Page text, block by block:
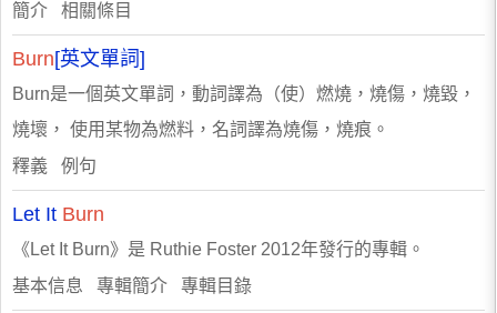
簡介 相關條目
Burn[英文單詞]
Burn是一個英文單詞，動詞譯為（使）燃燒，燒傷，燒毀，
燒壞， 使用某物為燃料，名詞譯為燒傷，燒痕。
釋義 例句
Let It Burn
《Let It Burn》是 Ruthie Foster 2012年發行的專輯。
基本信息 專輯簡介 專輯目錄